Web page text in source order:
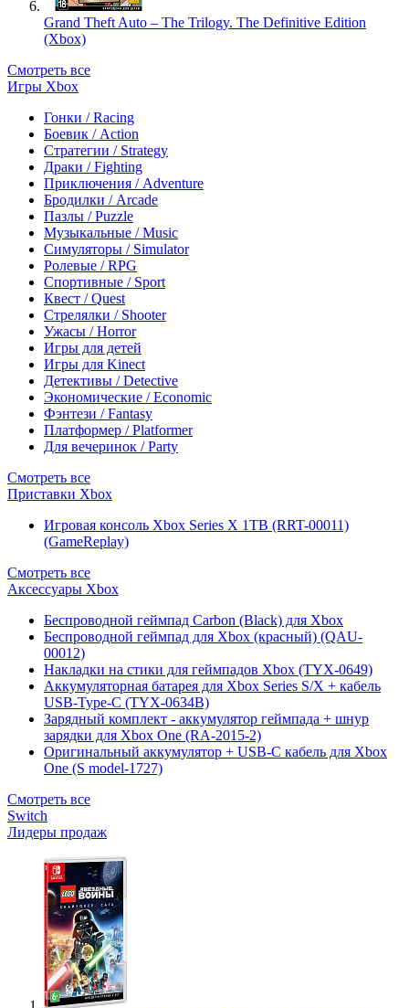
Grand Theft Auto – The Trilogy. The Definitive Edition
(Xbox)
Смотреть все
Игры Xbox
Гонки / Racing
Боевик / Action
Стратегии / Strategy
Драки / Fighting
Приключения / Adventure
Бродилки / Arcade
Пазлы / Puzzle
Музыкальные / Music
Симуляторы / Simulator
Ролевые / RPG
Спортивные / Sport
Квест / Quest
Стрелялки / Shooter
Ужасы / Horror
Игры для детей
Игры для Kinect
Детективы / Detective
Экономические / Economic
Фэнтези / Fantasy
Платформер / Platformer
Для вечеринок / Party
Смотреть все
Приставки Xbox
Игровая консоль Xbox Series X 1TB (RRT-00011)
(GameReplay)
Смотреть все
Аксессуары Xbox
Беспроводной геймпад Carbon (Black) для Xbox
Беспроводной геймпад для Xbox (красный) (QAU-
00012)
Накладки на стики для геймпадов Xbox (TYX-0649)
Аккумуляторная батарея для Xbox Series S/X + кабель
USB-Type-C (TYX-0634B)
Зарядный комплект - аккумулятор геймпада + шнур
зарядки для Xbox One (RA-2015-2)
Оригинальный аккумулятор + USB-C кабель для Xbox
One (S model-1727)
Смотреть все
Switch
Лидеры продаж